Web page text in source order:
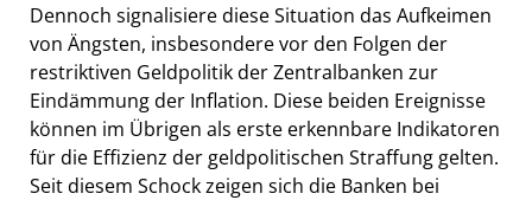
Dennoch signalisiere diese Situation das Aufkeimen
von Ängsten, insbesondere vor den Folgen der
restriktiven Geldpolitik der Zentralbanken zur
Eindämmung der Inflation. Diese beiden Ereignisse
können im Übrigen als erste erkennbare Indikatoren
für die Effizienz der geldpolitischen Straffung gelten.
Seit diesem Schock zeigen sich die Banken bei